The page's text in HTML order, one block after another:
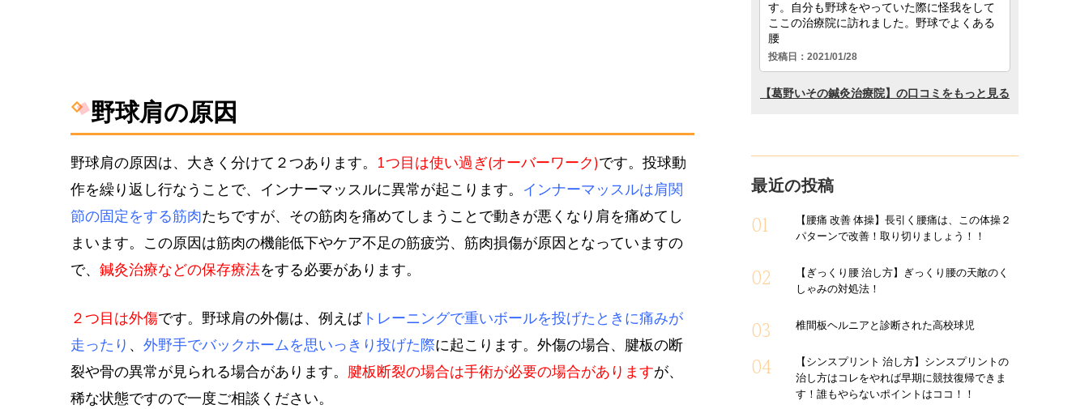
野球肩の原因
野球肩の原因は、大きく分けて２つあります。 1つ目は使い過ぎ(オーバーワーク)です。投球動
作を繰り返し行なうことで、インナーマッスルに異常が起こります。 インナーマッスルは肩関
節の固定をする筋肉たちですが、その筋肉を痛めてしまうことで動きが悪くなり肩を痛めてし
まいます。この原因は筋肉の機能低下やケア不足の筋疲労、筋肉損傷が原因となっていますの
で、 鍼灸治療などの保存療法をする必要があります。
２つ目は外傷です。野球肩の外傷は、例えばトレーニングで重いボールを投げたときに痛みが
走ったり 、 外野手でバックホームを思いっきり投げた際に起こります。外傷の場合、腱板の断
裂や骨の異常が見られる場合があります。 腱板断裂の場合は手術が必要の場合がありますが、
稀な状態ですので一度ご相談ください。
最近の投稿
【腰痛 改善 体操】長引く腰痛は、この体操２
パターンで改善！取り切りましょう！！
【ぎっくり腰 治し方】ぎっくり腰の天敵のく
しゃみの対処法！
椎間板ヘルニアと診断された高校球児
【シンスプリント 治し方】シンスプリントの
治し方はコレをやれば早期に競技復帰できま
す！誰もやらないポイントはココ！！